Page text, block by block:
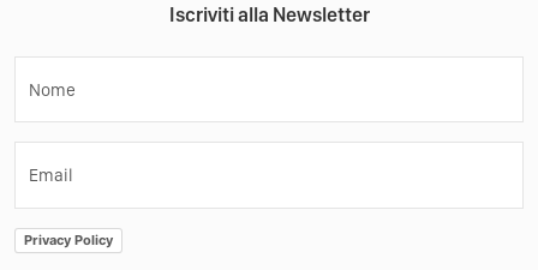
Iscriviti alla Newsletter
Nome
Email
Privacy Policy